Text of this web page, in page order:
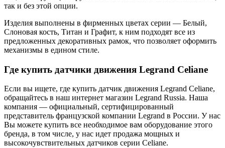
так и без этой опции.
Изделия выполнены в фирменных цветах серии — Белый,
Слоновая кость, Титан и Графит, к ним подходят все из
предложенных декоративных рамок, что позволяет оформить
механизмы в едином стиле.
Где купить датчики движения Legrand Celiane
Если вы ищете, где купить датчик движения Legrand Celiane,
обращайтесь в наш интернет магазин Legrand Russia. Наша
компания — официальный, сертифицированный
представитель французской компании Legrand в России. У нас
Вы можете купить все необходимое вам оборудование этого
бренда, в том числе, у нас идет продажа мощных и
высокочувствительных датчиков серии Celiane.